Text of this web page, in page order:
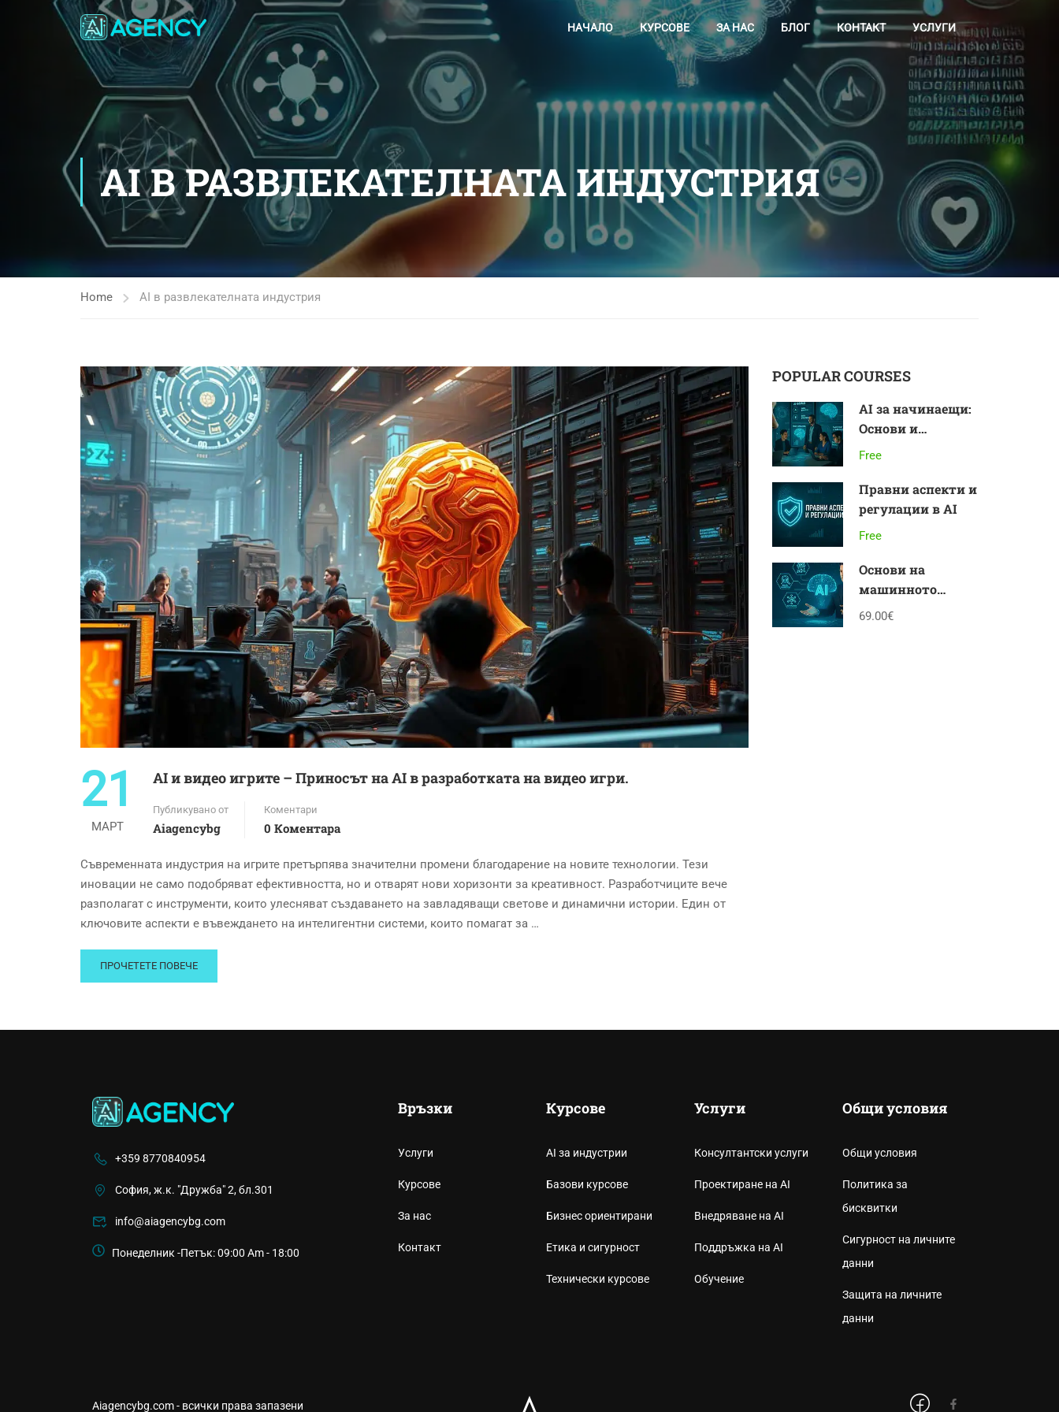
НАЧАЛО КУРСОВЕ ЗА НАС БЛОГ КОНТАКТ УСЛУГИ
AI В РАЗВЛЕКАТЕЛНАТА ИНДУСТРИЯ
Home AI в развлекателната индустрия
21
МАРТ
AI и видео игрите – Приносът на AI в разработката на видео игри.
Публикувано от
Aiagencybg
Коментари
0 Коментара
Съвременната индустрия на игрите претърпява значителни промени благодарение на новите технологии. Тези
иновации не само подобряват ефективността, но и отварят нови хоризонти за креативност. Разработчиците вече
разполагат с инструменти, които улесняват създаването на завладяващи светове и динамични истории. Един от
ключовите аспекти е въвеждането на интелигентни системи, които помагат за …
ПРОЧЕТЕТЕ ПОВЕЧЕ
POPULAR COURSES
AI за начинаещи:
Основи и
приложения
Free
Правни аспекти и
регулации в AI
Free
Основи на
машинното
обучение
69.00€
+359 8770840954
София, ж.к. "Дружба" 2, бл.301
info@aiagencybg.com
Понеделник -Петък: 09:00 Am - 18:00
Връзки
Услуги
Курсове
За нас
Контакт
Курсове
AI за индустрии
Базови курсове
Бизнес ориентирани
Етика и сигурност
Технически курсове
Услуги
Консултантски услуги
Проектиране на AI
Внедряване на AI
Поддръжка на AI
Обучение
Общи условия
Общи условия
Политика за
бисквитки
Сигурност на личните
данни
Защита на личните
данни
Aiagencybg.com - всички права запазени